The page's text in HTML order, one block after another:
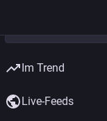
Im Trend
Live-Feeds